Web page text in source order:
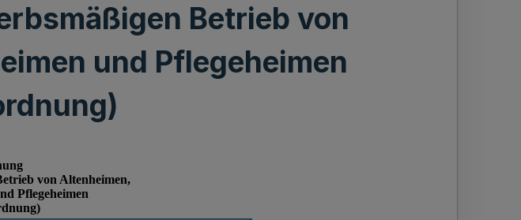
Betrieb von
und Pflegeheimen